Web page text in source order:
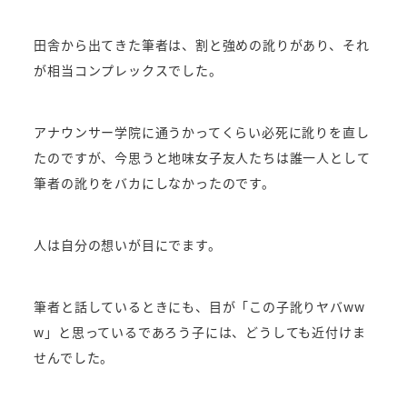
田舎から出てきた筆者は、割と強めの訛りがあり、それ
が相当コンプレックスでした。
アナウンサー学院に通うかってくらい必死に訛りを直し
たのですが、今思うと地味女子友人たちは誰一人として
筆者の訛りをバカにしなかったのです。
人は自分の想いが目にでます。
筆者と話しているときにも、目が「この子訛りヤバww
w」と思っているであろう子には、どうしても近付けま
せんでした。